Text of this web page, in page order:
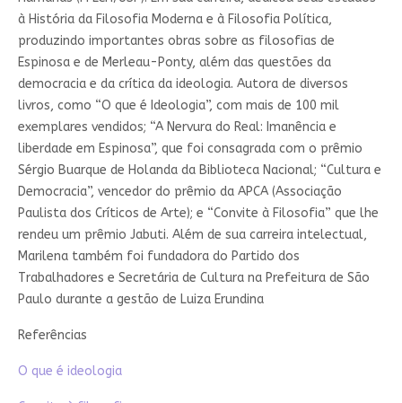
à História da Filosofia Moderna e à Filosofia Política,
produzindo importantes obras sobre as filosofias de
Espinosa e de Merleau-Ponty, além das questões da
democracia e da crítica da ideologia. Autora de diversos
livros, como “O que é Ideologia”, com mais de 100 mil
exemplares vendidos; “A Nervura do Real: Imanência e
liberdade em Espinosa”, que foi consagrada com o prêmio
Sérgio Buarque de Holanda da Biblioteca Nacional; “Cultura e
Democracia”, vencedor do prêmio da APCA (Associação
Paulista dos Críticos de Arte); e “Convite à Filosofia” que lhe
rendeu um prêmio Jabuti. Além de sua carreira intelectual,
Marilena também foi fundadora do Partido dos
Trabalhadores e Secretária de Cultura na Prefeitura de São
Paulo durante a gestão de Luiza Erundina
Referências
O que é ideologia